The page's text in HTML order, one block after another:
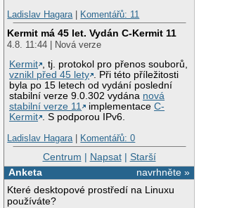
Ladislav Hagara| Komentářů: 11
Kermit má 45 let. Vydán C-Kermit 11
4.8. 11:44 | Nová verze
Kermit , tj. protokol pro přenos souborů,
vznikl před 45 lety . Při této příležitosti
byla po 15 letech od vydání poslední
stabilní verze 9.0.302 vydána nová
stabilní verze 11
implementaceC-
Kermit . S podporou IPv6.
Ladislav Hagara| Komentářů: 0
Centrum | Napsat| Starší
navrhněte »
Anketa
Které desktopové prostředí na Linuxu
používáte?